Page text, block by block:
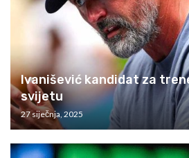
Ivanišević kandidat za
svijetu
27 siječnja, 2025